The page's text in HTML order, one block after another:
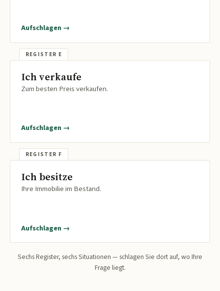
Aufschlagen →
Ich verkaufe
Zum besten Preis verkaufen.
Aufschlagen →
Ich besitze
Ihre Immobilie im Bestand.
Aufschlagen →
Sechs Register, sechs Situationen — schlagen Sie dort auf, wo Ihre
Frage liegt.